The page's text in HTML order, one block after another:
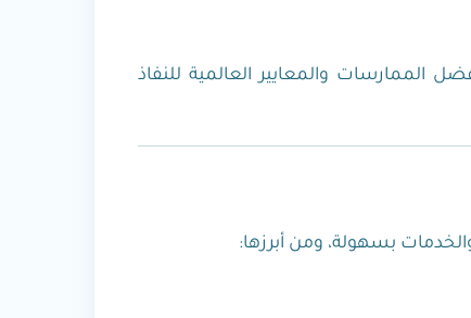
الممارسات والمعايير العالمية للنفاذ
بسهولة، ومن أبرزها: